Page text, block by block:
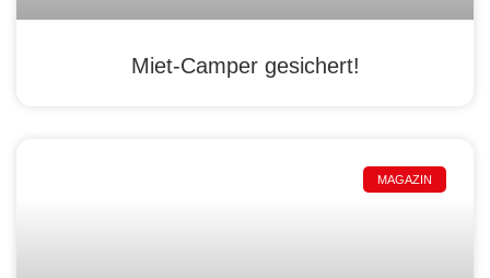
Miet-Camper gesichert!
MAGAZIN